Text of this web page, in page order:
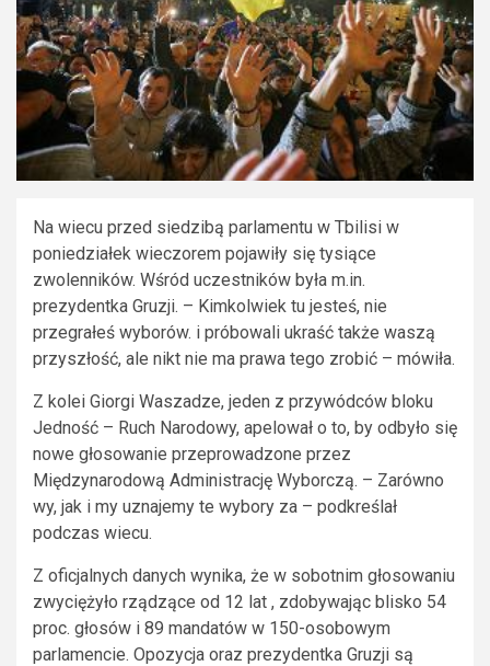
Na wiecu przed siedzibą parlamentu w Tbilisi w
poniedziałek wieczorem pojawiły się tysiące
zwolenników. Wśród uczestników była m.in.
prezydentka Gruzji. – Kimkolwiek tu jesteś, nie
przegrałeś wyborów. i próbowali ukraść także waszą
przyszłość, ale nikt nie ma prawa tego zrobić – mówiła.
Z kolei Giorgi Waszadze, jeden z przywódców bloku
Jedność – Ruch Narodowy, apelował o to, by odbyło się
nowe głosowanie przeprowadzone przez
Międzynarodową Administrację Wyborczą. – Zarówno
wy, jak i my uznajemy te wybory za – podkreślał
podczas wiecu.
Z oficjalnych danych wynika, że w sobotnim głosowaniu
zwyciężyło rządzące od 12 lat , zdobywając blisko 54
proc. głosów i 89 mandatów w 150-osobowym
parlamencie. Opozycja oraz prezydentka Gruzji są